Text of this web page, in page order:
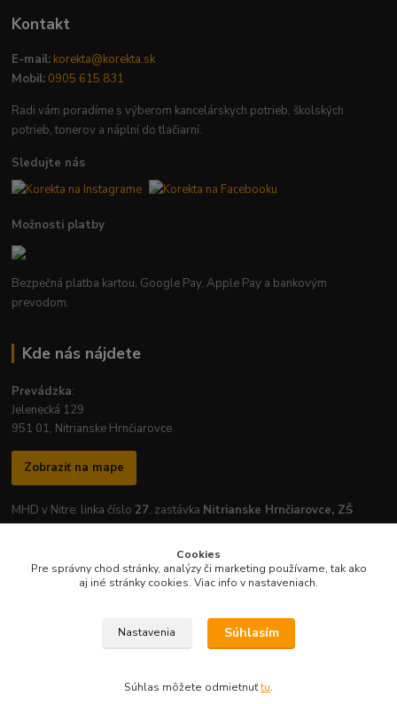
Kontakt
E-mail: korekta@korekta.sk
Mobil: 0905 615 831
Radi vám poradíme s výberom kancelárskych potrieb, školských
potrieb, tonerov a náplní do tlačiarní.
Sledujte nás
Možnosti platby
Bezpečná platba kartou, Google Pay, Apple Pay a bankovým
prevodom.
Kde nás nájdete
Prevádzka:
Jelenecká 129
951 01, Nitrianske Hrnčiarovce
Zobraziť na mape
MHD v Nitre: linka číslo 27, zastávka Nitrianske Hrnčiarovce, ZŠ
Otváracie hodiny prevádzky:
Cookies
Pre správny chod stránky, analýzy či marketing používame, tak ako
aj iné stránky cookies. Viac info v nastaveniach.
Nastavenia Súhlasím
Súhlas môžete odmietnuťtu.